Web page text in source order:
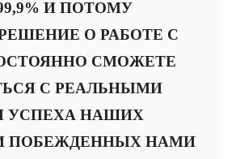
И ПОТОМУ
О РАБОТЕ С
СМОЖЕТЕ
С РЕАЛЬНЫМИ
УСПЕХА НАШИХ
ПОБЕЖДЕННЫХ НАМИ